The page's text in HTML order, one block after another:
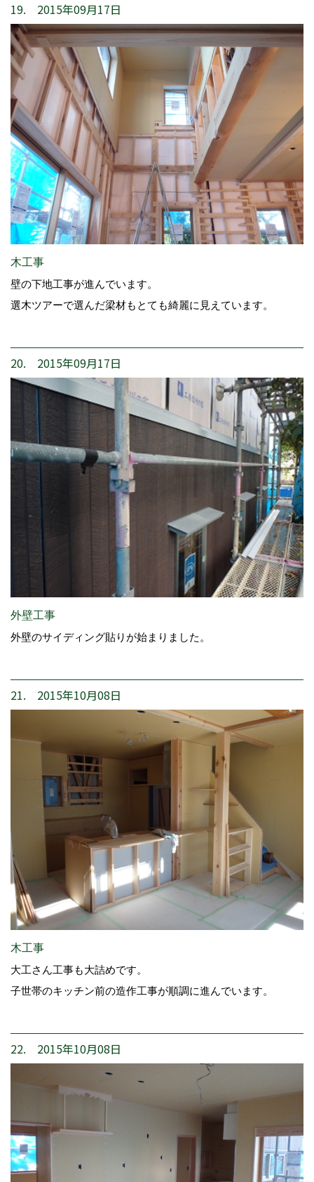
19. 2015年09月17日
木工事
壁の下地工事が進んでいます。
選木ツアーで選んだ梁材もとても綺麗に見えています。
20. 2015年09月17日
外壁工事
外壁のサイディング貼りが始まりました。
21. 2015年10月08日
木工事
大工さん工事も大詰めです。
子世帯のキッチン前の造作工事が順調に進んでいます。
22. 2015年10月08日